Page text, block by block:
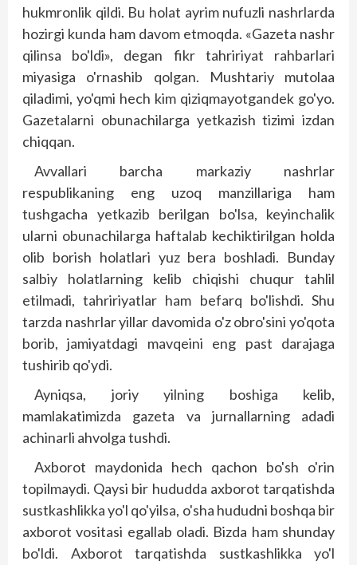
hukmronlik qildi. Bu holat ayrim nufuzli nashrlarda
hozirgi kunda ham davom etmoqda. «Gazeta nashr
qilinsa bo'ldi», degan fikr tahririyat rahbarlari
miyasiga o'rnashib qolgan. Mushtariy mutolaa
qiladimi, yo'qmi hech kim qiziqmayotgandek go'yo.
Gazetalarni obunachilarga yetkazish tizimi izdan
chiqqan.
Avvallari barcha markaziy nashrlar
respublikaning eng uzoq manzillariga ham
tushgacha yetkazib berilgan bo'lsa, keyinchalik
ularni obunachilarga haftalab kechiktirilgan holda
olib borish holatlari yuz bera boshladi. Bunday
salbiy holatlarning kelib chiqishi chuqur tahlil
etilmadi, tahririyatlar ham befarq bo'lishdi. Shu
tarzda nashrlar yillar davomida o'z obro'sini yo'qota
borib, jamiyatdagi mav­qeini eng past darajaga
tushirib qo'ydi.
Ayniqsa, joriy yilning boshiga kelib,
mamlakatimizda gazeta va jurnallarning adadi
achinarli ahvolga tushdi.
Axborot maydonida hech qachon bo'sh o'rin
topilmaydi. Qaysi bir hududda axborot tar­qatishda
sustkashlikka yo'l qo'yilsa, o'sha hududni boshqa bir
axborot vositasi egallab oladi. Bizda ham shunday
bo'ldi. Axborot tarqatishda sust­kashlikka yo'l